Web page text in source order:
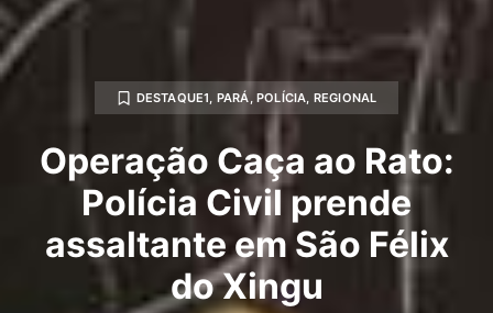
DESTAQUE1, PARÁ, POLÍCIA, REGIONAL
Operação Caça ao Rato:
Polícia Civil prende
assaltante em São Félix
do Xingu